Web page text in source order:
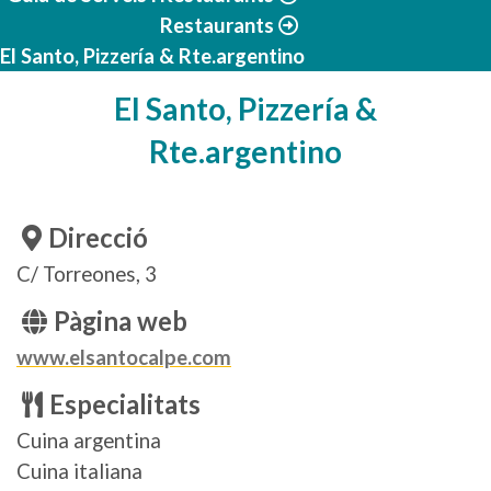
Restaurants
El Santo, Pizzería & Rte.argentino
El Santo, Pizzería &
Rte.argentino
Direcció
C/ Torreones, 3
Pàgina web
www.elsantocalpe.com
Especialitats
Cuina argentina
Cuina italiana